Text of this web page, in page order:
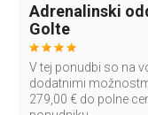
Adrenalinski
Golte
V tej ponudbi so na
dodatnimi
279,00 € do polne